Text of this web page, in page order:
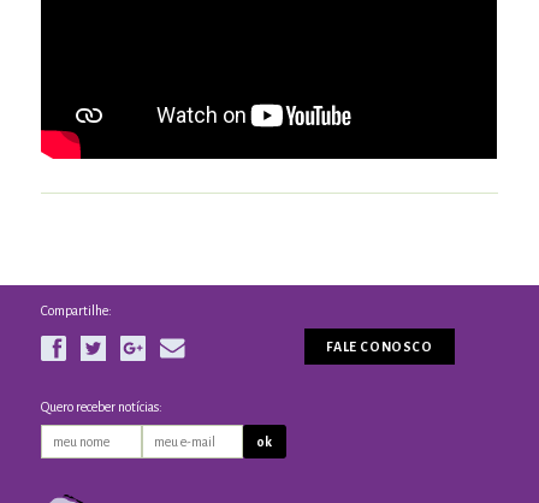
Compartilhe:
FALE CONOSCO
Quero receber notícias: